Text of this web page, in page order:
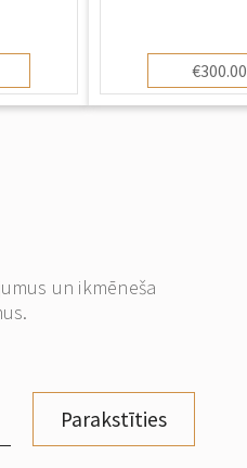
€300.00
un ikmēneša
Parakstīties